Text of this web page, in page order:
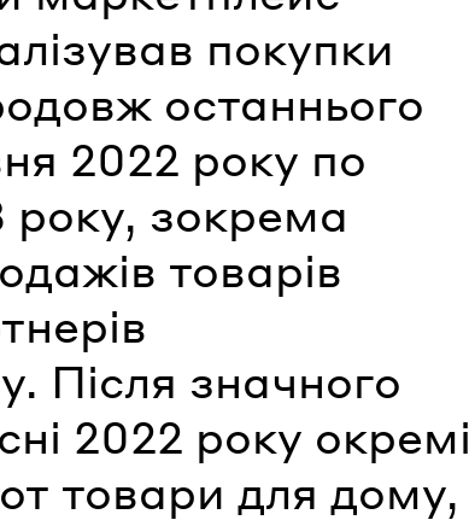
покупки
останнього
2022 року по
року, зокрема
товарів
Після значного
2022 року окремі
от товари для дому,